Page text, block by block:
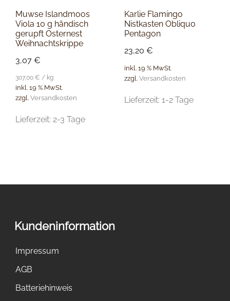
Muwse Islandmoos
Viola 10 g händisch
gerupft Osternest
Weihnachtskrippe
3,07 €
307,00 € / kg
inkl. 19 % MwSt.
zzgl. Versandkosten
Lieferzeit: 2-3 Tage
Karlie Flamingo
Nistkasten Obliquo
Pentagon
23,20€
inkl. 19 % MwSt.
zzgl.Versandkosten
Lieferzeit:1-2 Tage
Kundeninformation
Impressum
AGB
Batteriehinweis